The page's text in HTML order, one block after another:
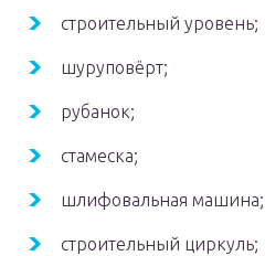
строительный уровень;
шуруповёрт;
рубанок;
стамеска;
шлифовальная машина;
строительный циркуль;